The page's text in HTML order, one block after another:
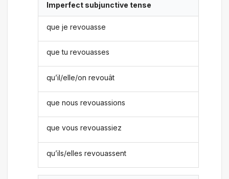
Imperfect subjunctive tense
que je revouasse
que tu revouasses
qu’il/elle/on revouât
que nous revouassions
que vous revouassiez
qu’ils/elles revouassent